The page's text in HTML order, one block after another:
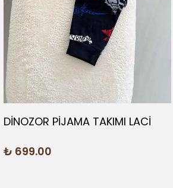
DİNOZOR PİJAMA TAKIMI LACİ
₺ 699.00